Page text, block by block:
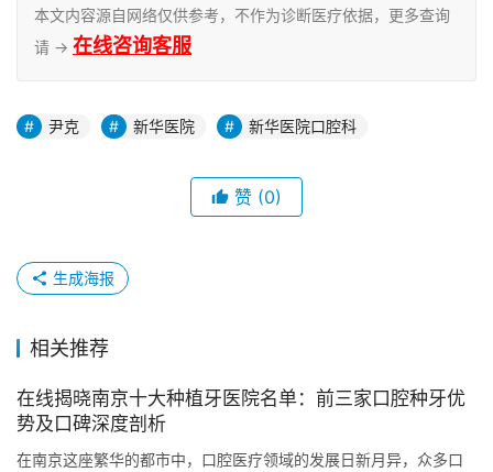
本文内容源自网络仅供参考，不作为诊断医疗依据，更多查询
请 → 在线咨询客服
尹克 新华医院 新华医院口腔科
赞 (0)
生成海报
相关推荐
在线揭晓南京十大种植牙医院名单：前三家口腔种牙优
势及口碑深度剖析
在南京这座繁华的都市中，口腔医疗领域的发展日新月异，众多口